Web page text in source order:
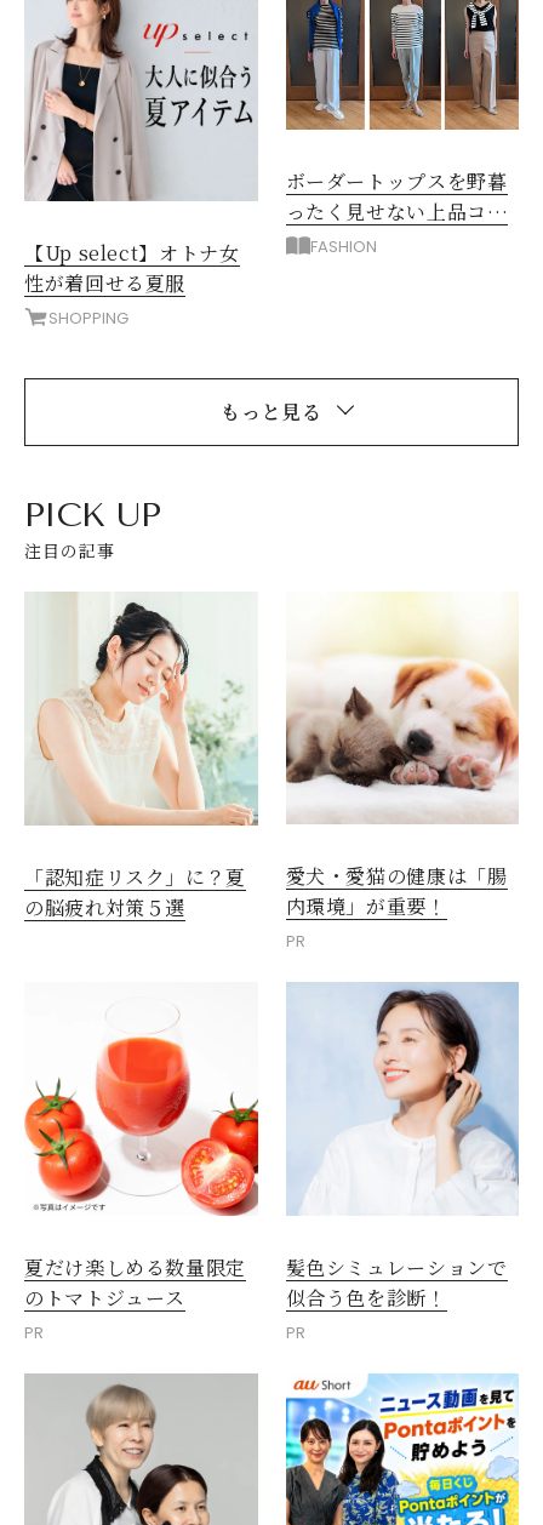
【Up select】オトナ女
性が着回せる夏服
SHOPPING
ボーダートップスを野暮
ったく見せない上品コー
デFASHION
もっと見る
PICK UP
注目の記事
「認知症リスク」に？夏
の脳疲れ対策５選
愛犬・愛猫の健康は「腸
内環境」が重要！
PR
夏だけ楽しめる数量限定
のトマトジュース
PR
髪色シミュレーションで
似合う色を診断！
PR